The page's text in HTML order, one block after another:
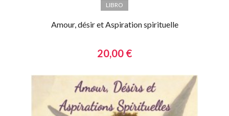
LIBRO
Amour, désir et Aspiration spirituelle
20,00 €